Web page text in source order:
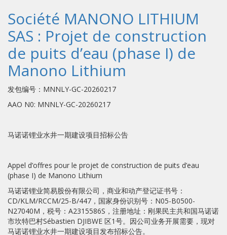
Société MANONO LITHIUM
SAS : Projet de construction
de puits d’eau (phase I) de
Manono Lithium
发包编号：MNNLY-GC-20260217
AAO N0: MNNLY-GC-20260217
马诺诺锂业水井一期建设项目招标公告
Appel d’offres pour le projet de construction de puits d’eau
(phase I) de Manono Lithium
马诺诺锂业简易股份有限公司，商业和动产登记证书号：
CD/KLM/RCCM/25-B/447，国家身份识别号：N05-B0500-
N27040M，税号：A2315586S，注册地址：刚果民主共和国马诺诺
市坎特巴村Sébastien DJIBWE 区1号。因公司业务开展需要，现对
马诺诺锂业水井一期建设项目发布招标公告。